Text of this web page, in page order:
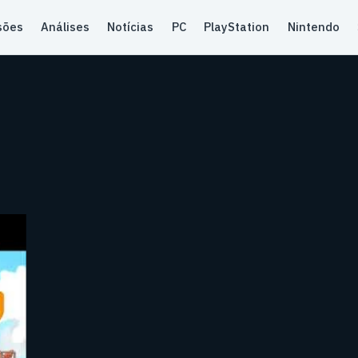
Análises Notícias PC PlayStation Nintendo